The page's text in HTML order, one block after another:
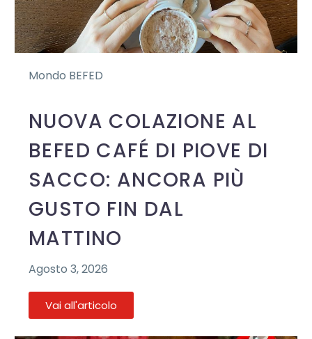
Mondo BEFED
NUOVA COLAZIONE AL
BEFED CAFÉ DI PIOVE DI
SACCO: ANCORA PIÙ
GUSTO FIN DAL
MATTINO
Agosto 3, 2026
Vai all'articolo